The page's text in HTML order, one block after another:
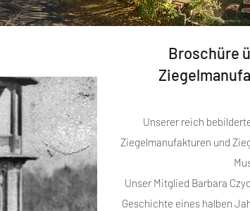
Broschüre
Unserer reich
Ziegelmanufakturen und
Unser Mitglied Barbara
Geschichte eines halben